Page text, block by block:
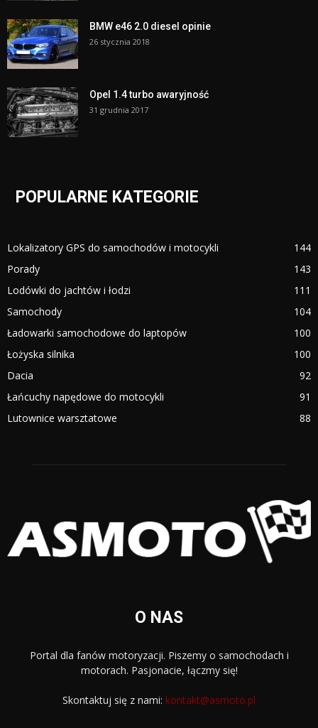
BMW e46 2.0 diesel opinie
26 stycznia 2018
Opel 1.4 turbo awaryjność
31 grudnia 2017
POPULARNE KATEGORIE
Lokalizatory GPS do samochodów i motocykli
144
Porady
143
Lodówki do jachtów i łodzi
111
Samochody
104
Ładowarki samochodowe do laptopów
100
Łożyska silnika
100
Dacia
92
Łańcuchy napędowe do motocykli
91
Lutownice warsztatowe
88
O NAS
Portal dla fanów motoryzacji. Piszemy o samochodach i
motorach. Pasjonacie, łączmy się!
Skontaktuj się z nami: kontakt@asmoto.pl